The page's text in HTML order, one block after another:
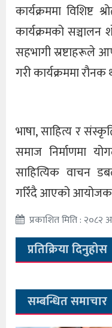
कार्यक्रममा विशिष्ट
कार्यक्रमको सञ्चालन
सहभागी स्रष्टाहरूले
गरी कार्यक्रममा
भाषा, साहित्य र
समाज निर्माणमा
साहित्यिक वाचन
गरिँदै आएको
प्रकाशित मिति :
प्रतिक्रिया दिनुहोस
सम्बन्धित समाचार